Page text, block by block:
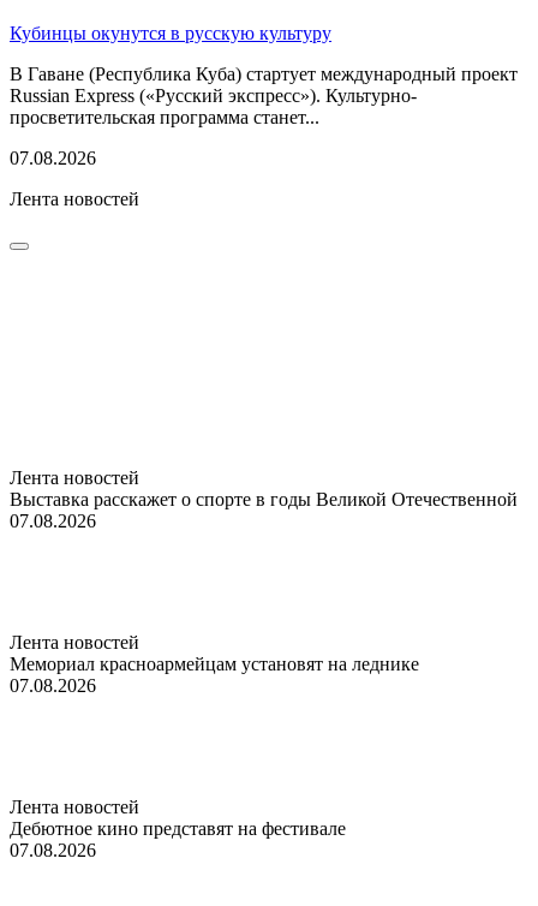
Кубинцы окунутся в русскую культуру
В Гаване (Республика Куба) стартует международный проект
Russian Express («Русский экспресс»). Культурно-
просветительская программа станет...
07.08.2026
Лента новостей
Лента новостей
Выставка расскажет о спорте в годы Великой Отечественной
07.08.2026
Лента новостей
Мемориал красноармейцам установят на леднике
07.08.2026
Лента новостей
Дебютное кино представят на фестивале
07.08.2026